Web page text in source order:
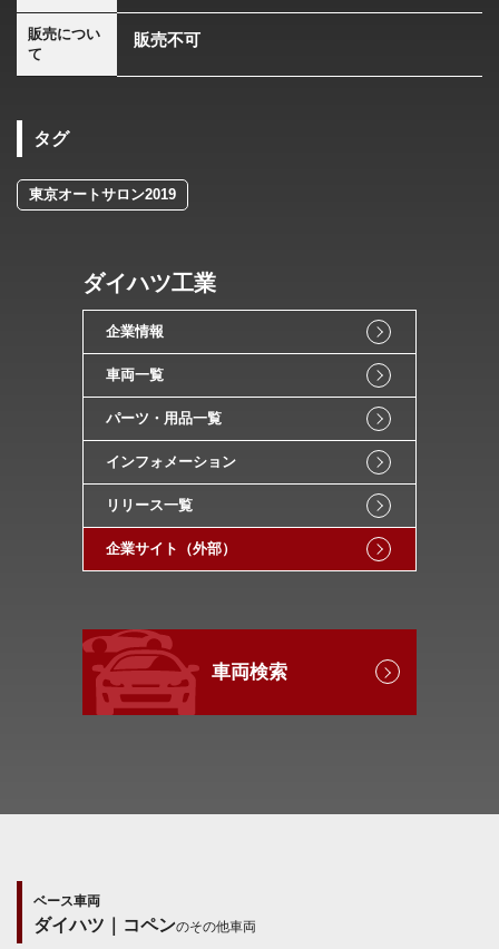
販売につい
て
販売不可
タグ
東京オートサロン2019
ダイハツ工業
企業情報
車両一覧
パーツ・用品一覧
インフォメーション
リリース一覧
企業サイト（外部）
車両検索
ベース車両
ダイハツ｜コペンのその他車両